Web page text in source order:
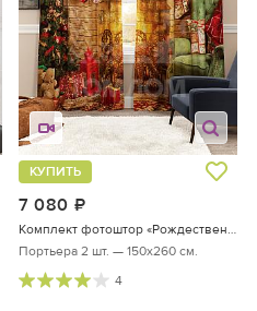
7 080
КУПИТЬ
Комплект фотоштор «Рождественская история»
Портьера 2 шт. — 150х260 см.
4